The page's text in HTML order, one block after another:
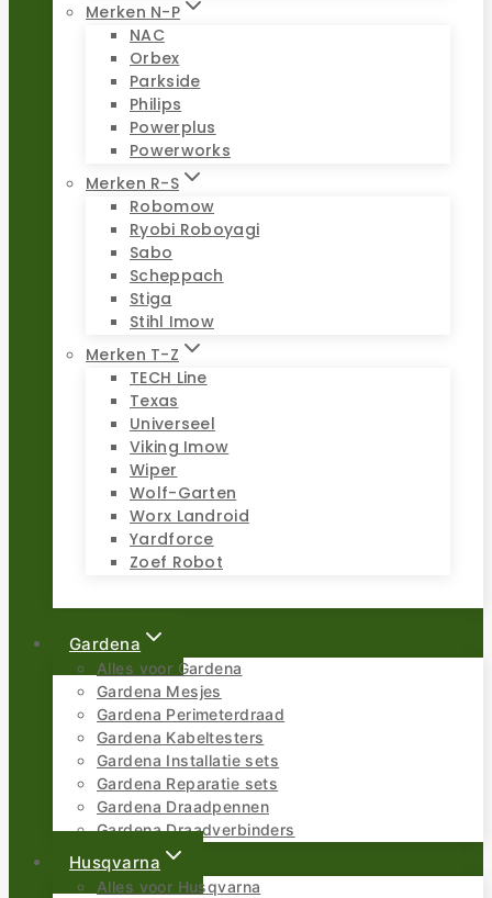
Merken N-P
NAC
Orbex
Parkside
Philips
Powerplus
Powerworks
Merken R-S
Robomow
Ryobi Roboyagi
Sabo
Scheppach
Stiga
Stihl Imow
Merken T-Z
TECH Line
Texas
Universeel
Viking Imow
Wiper
Wolf-Garten
Worx Landroid
Yardforce
Zoef Robot
Gardena
Alles voor Gardena
Gardena Mesjes
Gardena Perimeterdraad
Gardena Kabeltesters
Gardena Installatie sets
Gardena Reparatie sets
Gardena Draadpennen
Gardena Draadverbinders
Husqvarna
Alles voor Husqvarna